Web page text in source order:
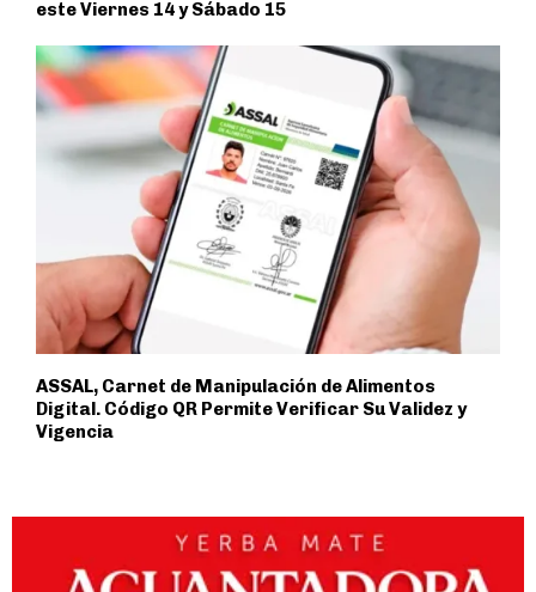
este Viernes 14 y Sábado 15
ASSAL, Carnet de Manipulación de Alimentos
Digital. Código QR Permite Verificar Su Validez y
Vigencia